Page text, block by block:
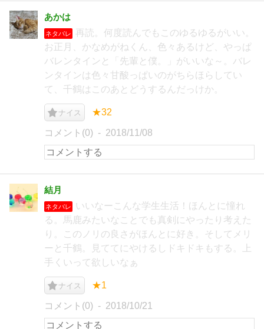
あかは
ネタバレ
再読。何度読んでもこのゆるゆるがいい。
お正月、かなめがねくん、色々あるけど、やっぱ
バレンタインと「先輩と僕。」がいいな～。バレ
ンタインは色々甘酸っぱいのがちらほらしてい
て、千鶴はこのあとどうするんだっけか。
ナイス ★32
コメント(0) 2018/11/08
結月
ネタバレ
いいなーこんな学生生活！ほんとに憧れ
る。馬鹿みたいなことでも真剣にやったり考えた
り。このノリの良さがほんとに好き。そしてメリ
ーと千鶴。見ててにやけるしドキドキもする。上
手くいって欲しいなぁ
ナイス ★1
コメント(0) 2018/10/21